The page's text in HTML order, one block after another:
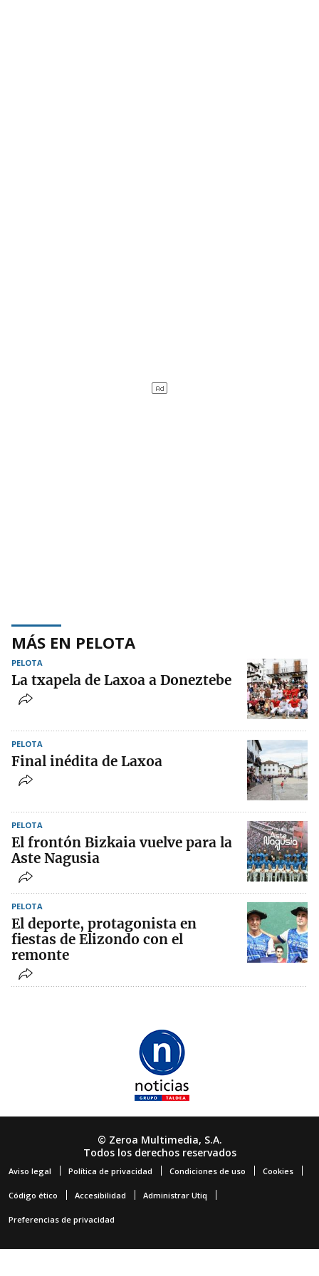
MÁS EN PELOTA
PELOTA
La txapela de Laxoa a Doneztebe
PELOTA
Final inédita de Laxoa
PELOTA
El frontón Bizkaia vuelve para la
Aste Nagusia
PELOTA
El deporte, protagonista en
fiestas de Elizondo con el
remonte
© Zeroa Multimedia, S.A.
Todos los derechos reservados
Aviso legal Política de privacidad Condiciones de uso Cookies
Código ético Accesibilidad Administrar Utiq
Preferencias de privacidad